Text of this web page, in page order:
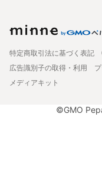
特定商取引法に基づく表記
広告識別子の取得・利用
メディアキット
©GMO